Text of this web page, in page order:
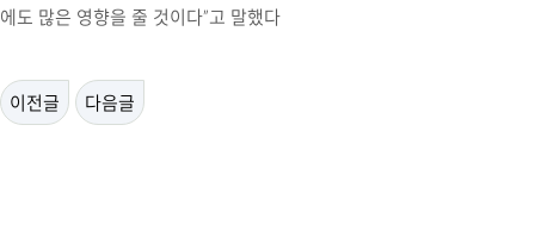
에도 많은 영향을 줄 것이다”고 말했다
이전글 다음글